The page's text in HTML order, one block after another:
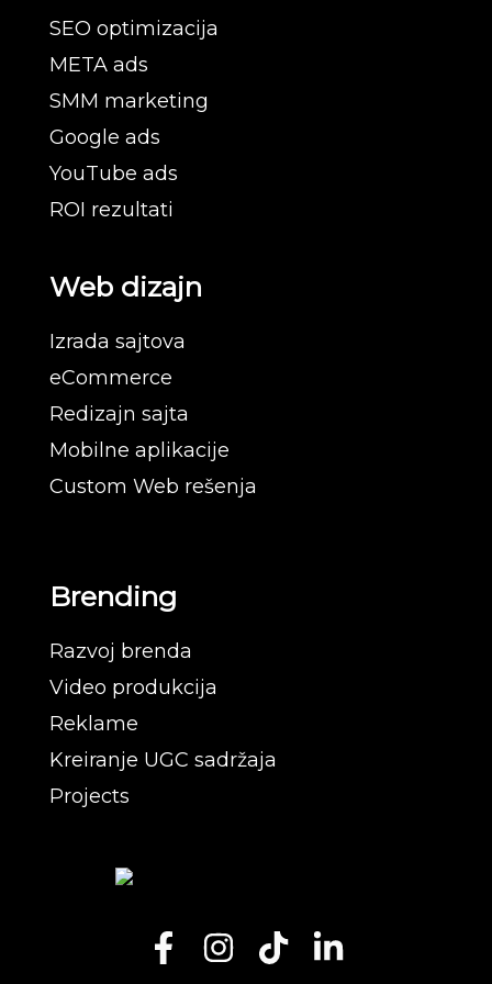
SEO optimizacija
META ads
SMM marketing
Google ads
YouTube ads
ROI rezultati
Web dizajn
Izrada sajtova
eCommerce
Redizajn sajta
Mobilne aplikacije
Custom Web rešenja
Brending
Razvoj brenda
Video produkcija
Reklame
Kreiranje UGC sadržaja
Projects
F
a
I
n
T
i
L
i